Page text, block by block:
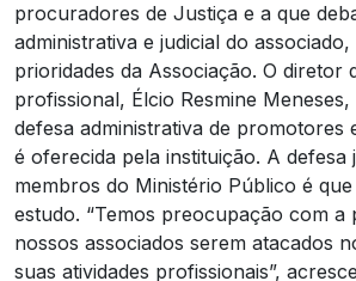
procuradores de Justiça e a que
administrativa e judicial do associado,
prioridades da Associação. O diretor
profissional, Élcio Resmine
defesa administrativa de promotores
é oferecida pela instituição. A defesa
membros do Ministério Público é
estudo. “Temos preocupação com a
nossos associados serem atacados
suas atividades profissionais”,